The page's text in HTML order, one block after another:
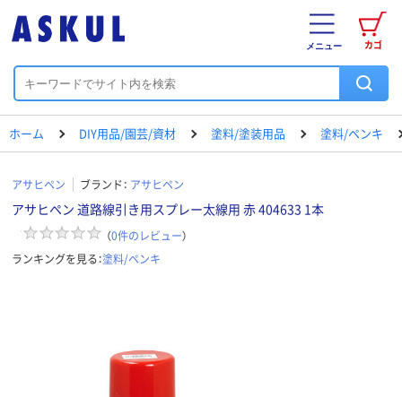
カゴ
メニュー
ホーム DIY用品/園芸/資材 塗料/塗装用品 塗料/ペンキ
アサヒペン ブランド： アサヒペン
アサヒペン 道路線引き用スプレー太線用 赤 404633 1本
（0件のレビュー）
ランキングを見る：塗料/ペンキ